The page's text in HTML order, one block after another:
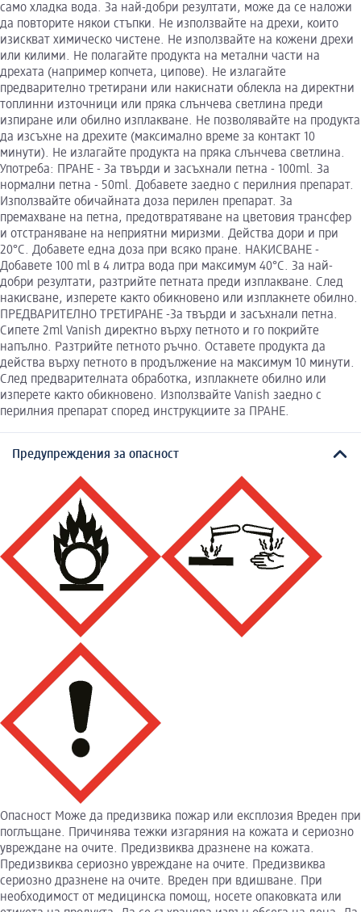
само хладка вода. За най-добри резултати, може да се наложи
да повторите някои стъпки. Не използвайте на дрехи, които
изискват химическо чистене. Не използвайте на кожени дрехи
или килими. Не полагайте продукта на метални части на
дрехата (например копчета, ципове). Не излагайте
предварително третирани или накиснати облекла на директни
топлинни източници или пряка слънчева светлина преди
изпиране или обилно изплакване. Не позволявайте на продукта
да изсъхне на дрехите (максимално време за контакт 10
минути). Не излагайте продукта на пряка слънчева светлина.
Употреба: ПРАНЕ - За твърди и засъхнали петна - 100ml. За
нормални петна - 50ml. Добавете заедно с перилния препарат.
Използвайте обичайната доза перилен препарат. За
премахване на петна, предотвратяване на цветовия трансфер
и отстраняване на неприятни миризми. Действа дори и при
20°C. Добавете една доза при всяко пране. НАКИСВАНЕ -
Добавете 100 ml в 4 литра вода при максимум 40°С. За най-
добри резултати, разтрийте петната преди изплакване. След
накисване, изперете както обикновено или изплакнете обилно.
ПРЕДВАРИТЕЛНО ТРЕТИРАНЕ -За твърди и засъхнали петна.
Сипете 2ml Vanish директно върху петното и го покрийте
напълно. Разтрийте петното ръчно. Оставете продукта да
действа върху петното в продължение на максимум 10 минути.
След предварителната обработка, изплакнете обилно или
изперете както обикновено. Използвайте Vanish заедно с
перилния препарат според инструкциите за ПРАНЕ.
Предупреждения за опасност
Опасност Може да предизвика пожар или експлозия Вреден при
поглъщане. Причинява тежки изгаряния на кожата и сериозно
увреждане на очите. Предизвиква дразнене на кожата.
Предизвиква сериозно увреждане на очите. Предизвиква
сериозно дразнене на очите. Вреден при вдишване. При
необходимост от медицинска помощ, носете опаковката или